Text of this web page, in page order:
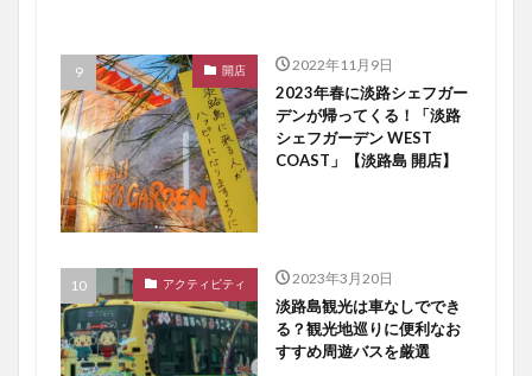
開店 2022年11月9日
2023年春に淡路シェフガー
デンが帰ってくる！「淡路
シェフガーデン WEST
COAST」【淡路島 開店】
アクティビティ 2023年3月20日
淡路島観光は車なしででき
る？観光地巡りに便利なお
すすめ周遊バスを厳選